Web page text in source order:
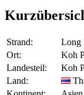
Strand:
Long
Ort:
Koh
Landesteil:
Koh
Land: